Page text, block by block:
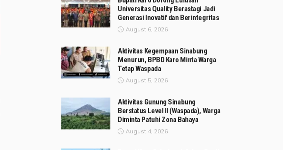
Universitas Quality Berastagi Jadi
Generasi Inovatif dan Berintegritas
August 6, 2026
Aktivitas Kegempaan Sinabung
Menurun, BPBD Karo Minta Warga
Tetap Waspada
August 5, 2026
Aktivitas Gunung Sinabung
Berstatus Level II (Waspada), Warga
Diminta Patuhi Zona Bahaya
August 4, 2026